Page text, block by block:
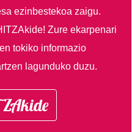
ezinbestekoa zaigu.
Zure ekarpenari
tokiko informazio
lagunduko duzu.